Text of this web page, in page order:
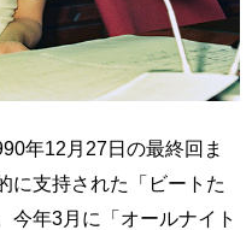
年12月27日の最終回ま
に支持された「ビートた
今年3月に「オールナイト